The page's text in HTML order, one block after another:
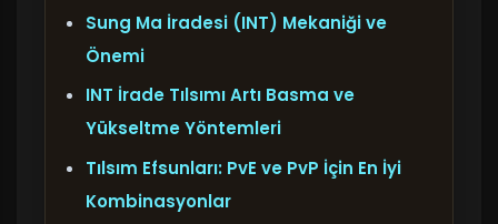
Sung Ma İradesi (INT) Mekaniği ve
Önemi
INT İrade Tılsımı Artı Basma ve
Yükseltme Yöntemleri
Tılsım Efsunları: PvE ve PvP İçin En İyi
Kombinasyonlar